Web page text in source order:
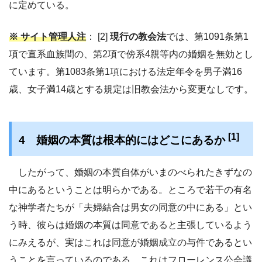
に定めている。
※ サイト管理人注 ： [2] 現行の教会法では、第1091条第1
項で直系血族間の、第2項で傍系4親等内の婚姻を無効とし
ています。第1083条第1項における法定年令を男子満16
歳、女子満14歳とする規定は旧教会法から変更なしです。
4 婚姻の本質は根本的にはどこにあるか[1]
したがって、婚姻の本質自体がいまのべられたきずなの
中にあるということは明らかである。ところで若干の有名
な神学者たちが「夫婦結合は男女の同意の中にある」とい
う時、彼らは婚姻の本質は同意であると主張しているよう
にみえるが、実はこれは同意が婚姻成立の与件であるとい
うことを言っているのである。これはフローレンス公会議